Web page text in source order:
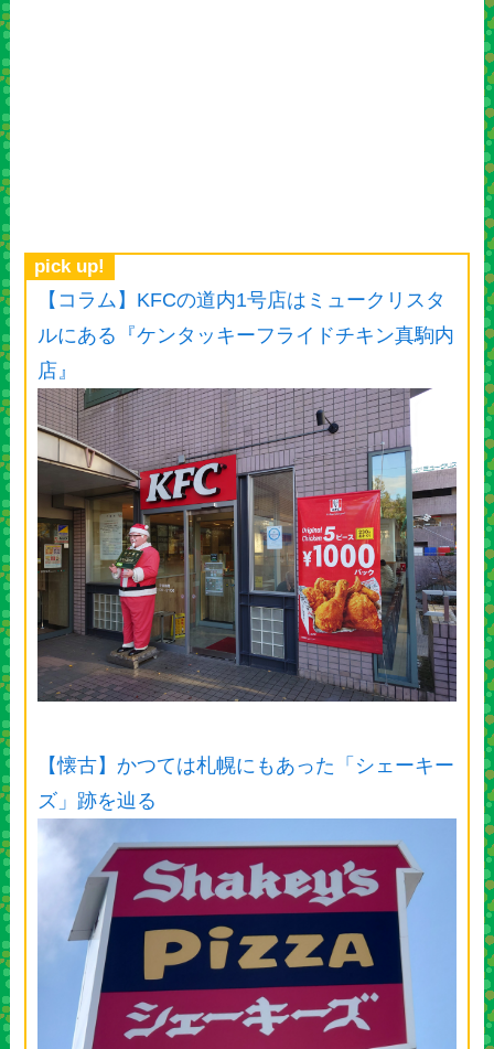
pick up!
【コラム】KFCの道内1号店はミュークリスタ
ルにある『ケンタッキーフライドチキン真駒内
店』
【懐古】かつては札幌にもあった「シェーキー
ズ」跡を辿る